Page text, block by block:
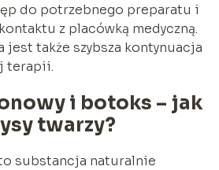
do potrzebnego preparatu i
z placówką medyczną.
jest także szybsza kontynuacja
terapii.
i botoks – jak
twarzy?
substancja naturalnie